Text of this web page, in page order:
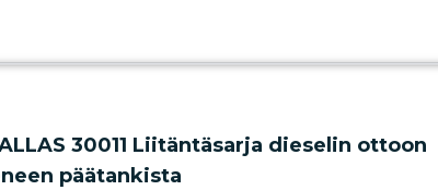
liittää toisen
30011 Liitäntäsarja dieselin ottoon
päätankista